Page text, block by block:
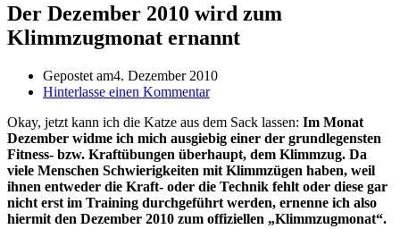
Der Dezember 2010 wird zum
Klimmzugmonat ernannt
Gepostet am4. Dezember 2010
Hinterlasse einen Kommentar
Okay, jetzt kann ich die Katze aus dem Sack lassen: Im Monat
Dezember widme ich mich ausgiebig einer der grundlegensten
Fitness- bzw. Kraftübungen überhaupt, dem Klimmzug. Da
viele Menschen Schwierigkeiten mit Klimmzügen haben, weil
ihnen entweder die Kraft- oder die Technik fehlt oder diese gar
nicht erst im Training durchgeführt werden, ernenne ich also
hiermit den Dezember 2010 zum offiziellen „Klimmzugmonat“.